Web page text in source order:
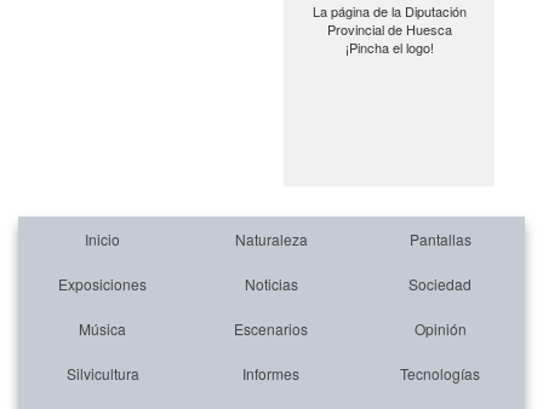
La página de la Diputación
Provincial de Huesca
¡Pincha el logo!
Inicio Naturaleza Pantallas
Exposiciones Noticias Sociedad
Música Escenarios Opinión
Silvicultura Informes Tecnologías